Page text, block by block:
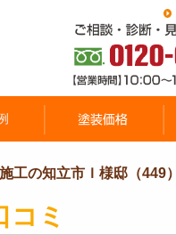
工の知立市Ｉ様邸（449）
コミ